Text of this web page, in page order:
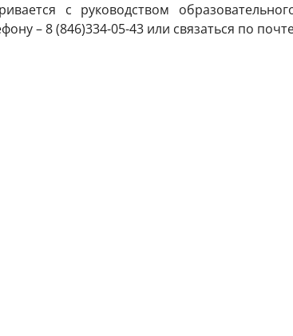
с руководством
– 8 (846)334-05-43 или связаться по